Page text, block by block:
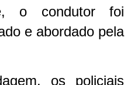
o condutor foi
e abordado pela
os policiais